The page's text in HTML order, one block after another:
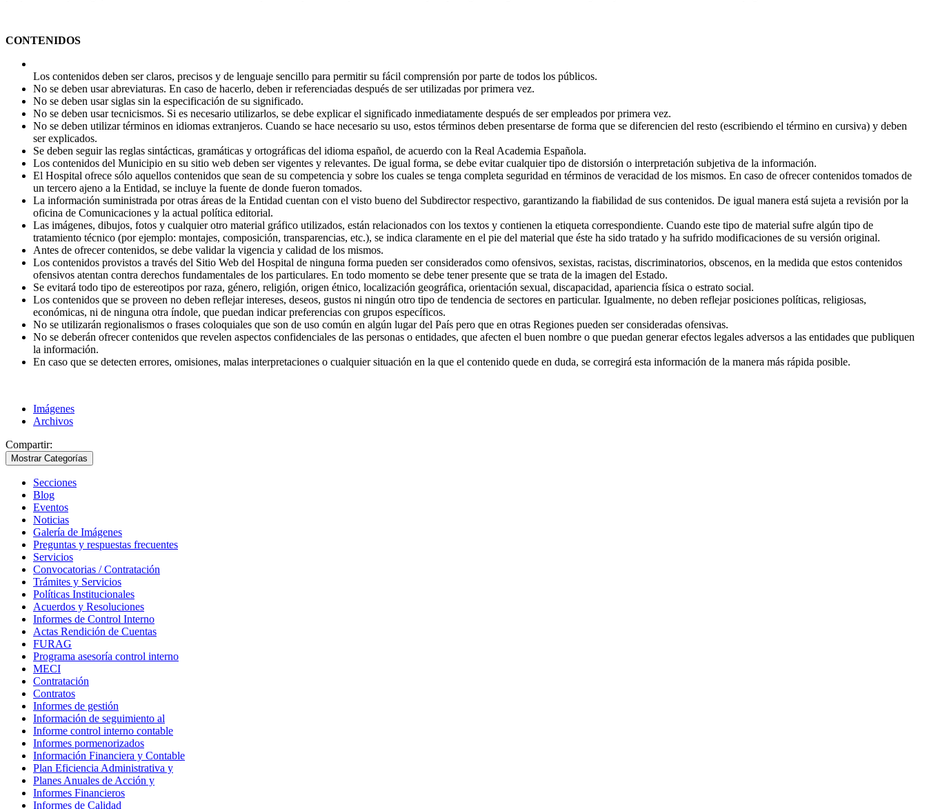
​CONTENIDOS
Los contenidos deben ser claros, precisos y de lenguaje sencillo para permitir su fácil comprensión por parte de todos los públicos.
No se deben usar abreviaturas. En caso de hacerlo, deben ir referenciadas después de ser utilizadas por primera vez.
No se deben usar siglas sin la especificación de su significado.
No se deben usar tecnicismos. Si es necesario utilizarlos, se debe explicar el significado inmediatamente después de ser empleados por primera vez.
No se deben utilizar términos en idiomas extranjeros. Cuando se hace necesario su uso, estos términos deben presentarse de forma que se diferencien del resto (escribiendo el término en cursiva) y deben
ser explicados.
Se deben seguir las reglas sintácticas, gramáticas y ortográficas del idioma español, de acuerdo con la Real Academia Española.
Los contenidos del Municipio en su sitio web deben ser vigentes y relevantes. De igual forma, se debe evitar cualquier tipo de distorsión o interpretación subjetiva de la información.
El Hospital ofrece sólo aquellos contenidos que sean de su competencia y sobre los cuales se tenga completa seguridad en términos de veracidad de los mismos. En caso de ofrecer contenidos tomados de
un tercero ajeno a la Entidad, se incluye la fuente de donde fueron tomados.
La información suministrada por otras áreas de la Entidad cuentan con el visto bueno del Subdirector respectivo, garantizando la fiabilidad de sus contenidos. De igual manera está sujeta a revisión por la
oficina de Comunicaciones y la actual política editorial.
Las imágenes, dibujos, fotos y cualquier otro material gráfico utilizados, están relacionados con los textos y contienen la etiqueta correspondiente. Cuando este tipo de material sufre algún tipo de
tratamiento técnico (por ejemplo: montajes, composición, transparencias, etc.), se indica claramente en el pie del material que éste ha sido tratado y ha sufrido modificaciones de su versión original.
Antes de ofrecer contenidos, se debe validar la vigencia y calidad de los mismos.
Los contenidos provistos a través del Sitio Web del Hospital de ninguna forma pueden ser considerados como ofensivos, sexistas, racistas, discriminatorios, obscenos, en la medida que estos contenidos
ofensivos atentan contra derechos fundamentales de los particulares. En todo momento se debe tener presente que se trata de la imagen del Estado.
Se evitará todo tipo de estereotipos por raza, género, religión, origen étnico, localización geográfica, orientación sexual, discapacidad, apariencia física o estrato social.
Los contenidos que se proveen no deben reflejar intereses, deseos, gustos ni ningún otro tipo de tendencia de sectores en particular. Igualmente, no deben reflejar posiciones políticas, religiosas,
económicas, ni de ninguna otra índole, que puedan indicar preferencias con grupos específicos.
No se utilizarán regionalismos o frases coloquiales que son de uso común en algún lugar del País pero que en otras Regiones pueden ser consideradas ofensivas.
No se deberán ofrecer contenidos que revelen aspectos confidenciales de las personas o entidades, que afecten el buen nombre o que puedan generar efectos legales adversos a las entidades que publiquen
la información.
En caso que se detecten errores, omisiones, malas interpretaciones o cualquier situación en la que el contenido quede en duda, se corregirá esta información de la manera más rápida posible.
Imágenes
Archivos
Compartir:
Mostrar Categorías
Secciones
Blog
Eventos
Noticias
Galería de Imágenes
Preguntas y respuestas frecuentes
Servicios
Convocatorias / Contratación
Trámites y Servicios
Políticas Institucionales
Acuerdos y Resoluciones
Informes de Control Interno
Actas Rendición de Cuentas
FURAG
Programa asesoría control interno
MECI
Contratación
Contratos
Informes de gestión
Información de seguimiento al
Informe control interno contable
Informes pormenorizados
Información Financiera y Contable
Plan Eficiencia Administrativa y
Planes Anuales de Acción y
Informes Financieros
Informes de Calidad